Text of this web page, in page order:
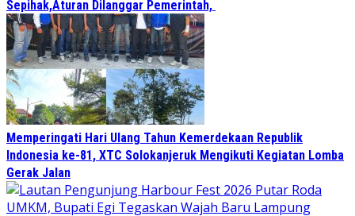
Sepihak,Aturan Dilanggar Pemerintah,
Memperingati Hari Ulang Tahun Kemerdekaan Republik
Indonesia ke-81, XTC Solokanjeruk Mengikuti Kegiatan Lomba
Gerak Jalan